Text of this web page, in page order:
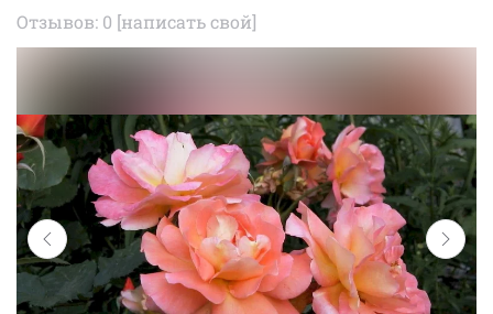
Отзывов: 0 [написать свой]